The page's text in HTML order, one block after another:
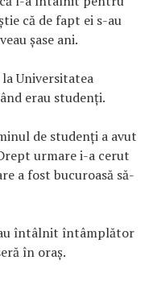
că de fapt ei s-au
șase ani.
Universitatea
erau studenți.
de studenți a avut
urmare i-a cerut
a fost bucuroasă să-
întâlnit întâmplător
în oraș.